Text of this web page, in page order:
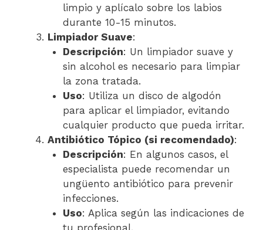
limpio y aplícalo sobre los labios
durante 10-15 minutos.
Limpiador Suave:
Descripción: Un limpiador suave y
sin alcohol es necesario para limpiar
la zona tratada.
Uso: Utiliza un disco de algodón
para aplicar el limpiador, evitando
cualquier producto que pueda irritar.
Antibiótico Tópico (si recomendado):
Descripción: En algunos casos, el
especialista puede recomendar un
ungüento antibiótico para prevenir
infecciones.
Uso: Aplica según las indicaciones de
tu profesional.